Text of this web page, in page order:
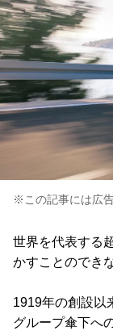
※この記事には広
世界を代表する
かすことのでき
1919年の創設以
グループ傘下へ